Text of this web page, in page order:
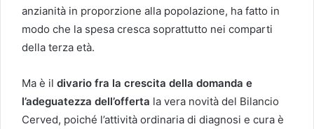
anzianità in proporzione alla popolazione, ha fatto in
modo che la spesa cresca soprattutto nei comparti
della terza età.
Ma è il divario fra la crescita della domanda e
l’adeguatezza dell’offerta la vera novità del Bilancio
Cerved, poiché l’attività ordinaria di diagnosi e cura è